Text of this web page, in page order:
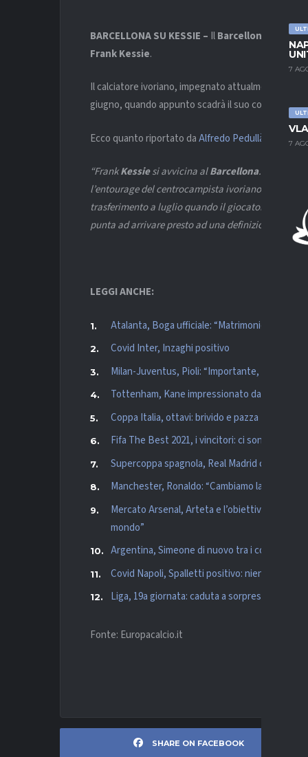
7
7
BARCELLONA SU KESSIE – IlBarcellona
Frank Kessie.
Il calciatore ivoriano, impegnato attualmente in
giugno, quando appunto scadrà il suo contratto
Ecco quanto riportato daAlfredo Pedullà
“FrankKessiesi avvicina alBarcellona. Secondo
l’entourage del centrocampista ivoriano avrebbe
trasferimento a luglio quando il giocatore potrà
punta ad arrivare presto ad una definizione”
LEGGI ANCHE:
Atalanta, Boga ufficiale: “Matrimonio perfetto
Covid Inter, Inzaghi positivo
Milan-Juventus, Pioli: “Importante, non
Tottenham, Kane impressionato da Conte:
Coppa Italia, ottavi: brivido e pazza Inter, c’è
Fifa The Best 2021, i vincitori: ci sono
Supercoppa spagnola, Real Madrid con un gol
Manchester, Ronaldo: “Cambiamo la
Mercato Arsenal, Arteta e l’obiettivo
mondo”
Argentina, Simeone di nuovo tra i convocati
Covid Napoli, Spalletti positivo: niente Juventus
Liga, 19a giornata: caduta a sorpresa Real
Fonte: Europacalcio.it
SHARE ON FACEBOOK